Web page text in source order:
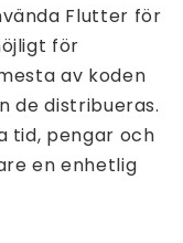
Flutter för
för
av koden
de distribueras.
tid, pengar och
en enhetlig